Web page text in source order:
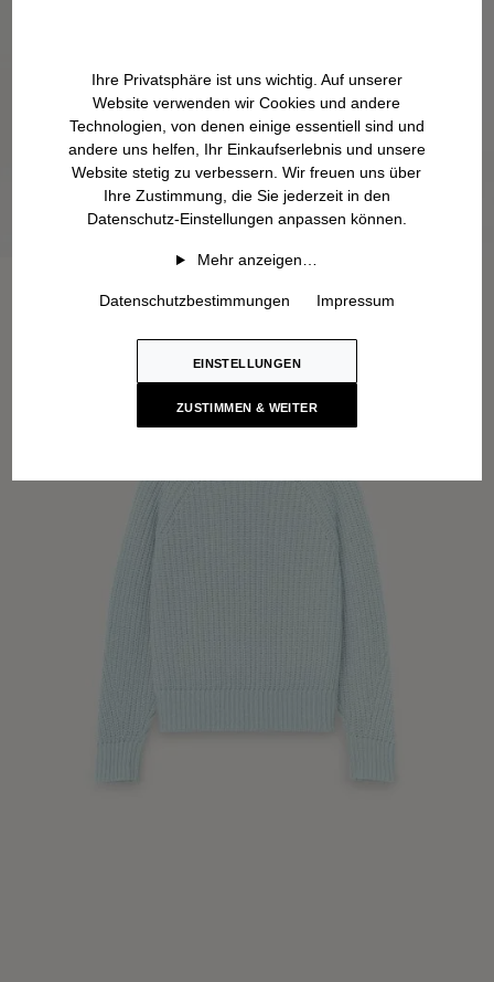
Ihre Privatsphäre ist uns wichtig. Auf unserer
Website verwenden wir Cookies und andere
Technologien, von denen einige essentiell sind und
andere uns helfen, Ihr Einkaufserlebnis und unsere
Website stetig zu verbessern. Wir freuen uns über
Ihre Zustimmung, die Sie jederzeit in den
Datenschutz-Einstellungen anpassen können.
Mehr anzeigen…
Datenschutzbestimmungen Impressum
EINSTELLUNGEN
ZUSTIMMEN & WEITER